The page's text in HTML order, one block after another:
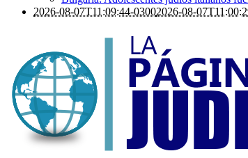
2026-08-07T11:09:44-03002026-08-